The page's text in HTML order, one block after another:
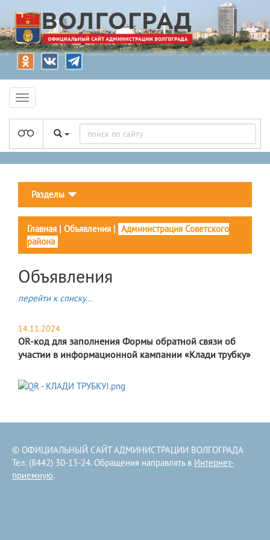
Разделы
Главная | Объявления | Администрация Советского
района
Объявления
перейти к списку...
14.11.2024
OR-код для заполнения Формы обратной связи об
участии в информационной кампании «Клади трубку»
© ОФИЦИАЛЬНЫЙ САЙТ АДМИНИСТРАЦИИ ВОЛГОГРАДА
Тел. (8442) 30-13-24. Обращения направлять в Интернет-
приемную.